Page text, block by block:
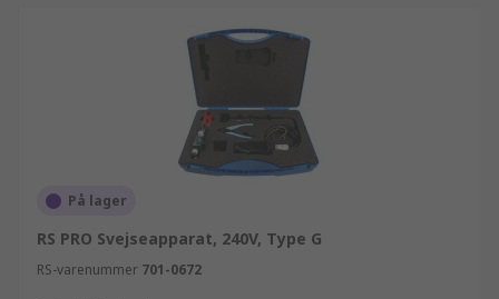
På lager
RS PRO Svejseapparat, 240V, Type G
RS-varenummer 701-0672